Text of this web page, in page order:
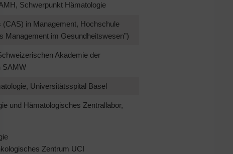
Schwerpunkt Hämatologie
(CAS) in Management, Hochschule
Management im Gesundheitswesen”)
Akademie der
SAMW
Universitätsspital Basel
und Hämatologisches Zentrallabor,
Zentrum UCI